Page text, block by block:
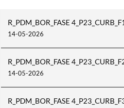
R_PDM_BOR_FASE 4_P23_CURB_F1
14-05-2026
R_PDM_BOR_FASE
14-05-2026
R_PDM_BOR_FASE